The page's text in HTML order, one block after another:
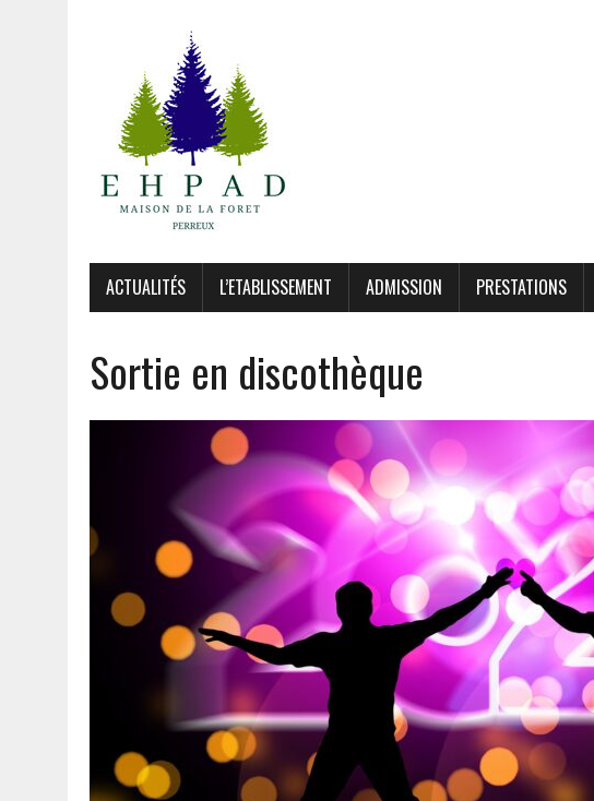
ACTUALITÉS L’ETABLISSEMENT ADMISSION PRESTATIONS
Sortie en discothèque